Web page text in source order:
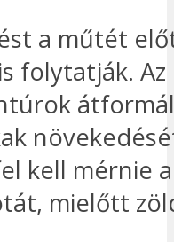
a műtét
folytatják.
kell mérnie
mielőtt